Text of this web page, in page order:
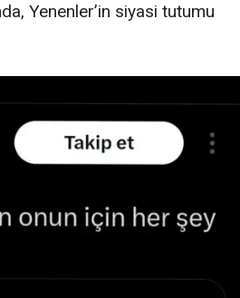
Yenenler’in siyasi tutumu